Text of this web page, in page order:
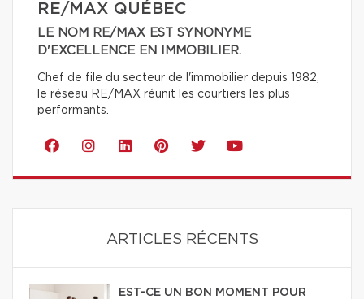
RE/MAX QUÉBEC
LE NOM RE/MAX EST SYNONYME
D'EXCELLENCE EN IMMOBILIER.
Chef de file du secteur de l'immobilier depuis 1982,
le réseau RE/MAX réunit les courtiers les plus
performants.
ARTICLES RÉCENTS
EST-CE UN BON MOMENT POUR